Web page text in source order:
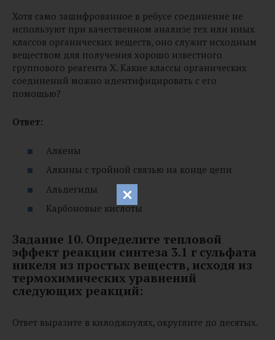
Хотя само зашифрованное в ребусе соединение не
используют при качественном анализе тех или иных
классов органических веществ, оно служит исходным
веществом для получения хорошо известного
группового реагента X. Какие классы органических
соединений можно идентифицировать с его
помощью?
Ответ:
Алкены
Алкины с тройной связью на конце цепи
Альдегиды
Карбоновые кислоты
Задание 10. Определите тепловой
эффект реакции синтеза 3.1 г сульфата
никеля из простых веществ, исходя из
термохимических уравнений
следующих реакций:
Ответ выразите в килоджоулях, округлите до десятых.